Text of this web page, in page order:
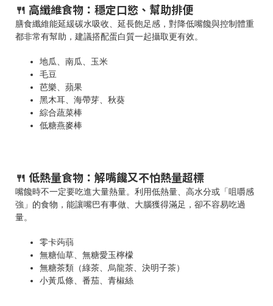
🍴 高纖維食物：穩定口慾、幫助排便
膳食纖維能延緩碳水吸收、延長飽足感，對降低嘴饞與控制體重
都非常有幫助，建議搭配蛋白質一起攝取更有效。
地瓜、南瓜、玉米
毛豆
芭樂、蘋果
黑木耳、海帶芽、秋葵
綜合蔬菜棒
低糖燕麥棒
🍴 低熱量食物：解嘴饞又不怕熱量超標
嘴饞時不一定要吃進大量熱量。利用低熱量、高水分或「咀嚼感
強」的食物，能讓嘴巴有事做、大腦獲得滿足，卻不容易吃過
量。
零卡蒟蒻
無糖仙草、無糖愛玉檸檬
無糖茶類（綠茶、烏龍茶、決明子茶）
小黃瓜條、番茄、青椒絲